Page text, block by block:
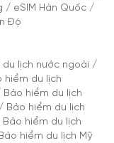
/ eSIM Hàn Quốc /
Độ
du lịch nước ngoài /
hiểm du lịch
Bảo hiểm du lịch
Bảo hiểm du lịch
Bảo hiểm du lịch
hiểm du lịch Mỹ